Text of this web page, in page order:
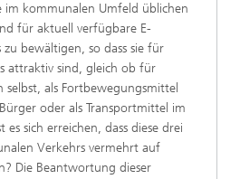
im kommunalen Umfeld üblichen
für aktuell verfügbare E-
bewältigen, so dass sie für
attraktiv sind, gleich ob für
als Fortbewegungsmittel
oder als Transportmittel im
es sich erreichen, dass diese drei
Verkehrs vermehrt auf
Die Beantwortung dieser